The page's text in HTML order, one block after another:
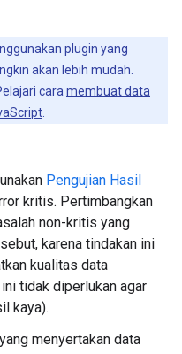
plugin yang
akan lebih mudah.
cara membuat data
Pengujian Hasil
kritis. Pertimbangkan
non-kritis yang
karena tindakan ini
kualitas data
tidak diperlukan agar
kaya).
menyertakan data